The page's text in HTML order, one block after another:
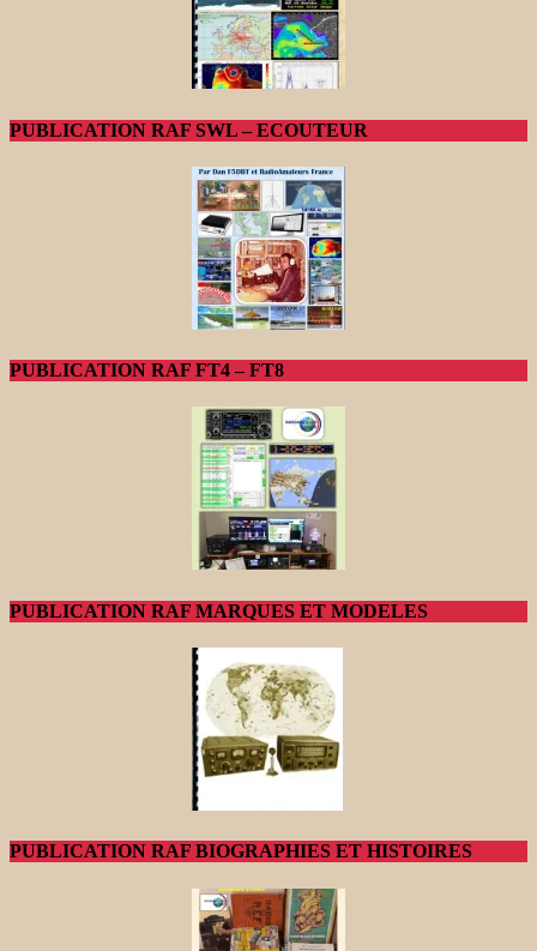
PUBLICATION RAF SWL – ECOUTEUR
PUBLICATION RAF FT4 – FT8
PUBLICATION RAF MARQUES ET MODELES
PUBLICATION RAF BIOGRAPHIES ET HISTOIRES